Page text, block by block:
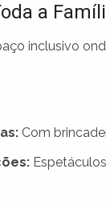
a
inclusivo
Com